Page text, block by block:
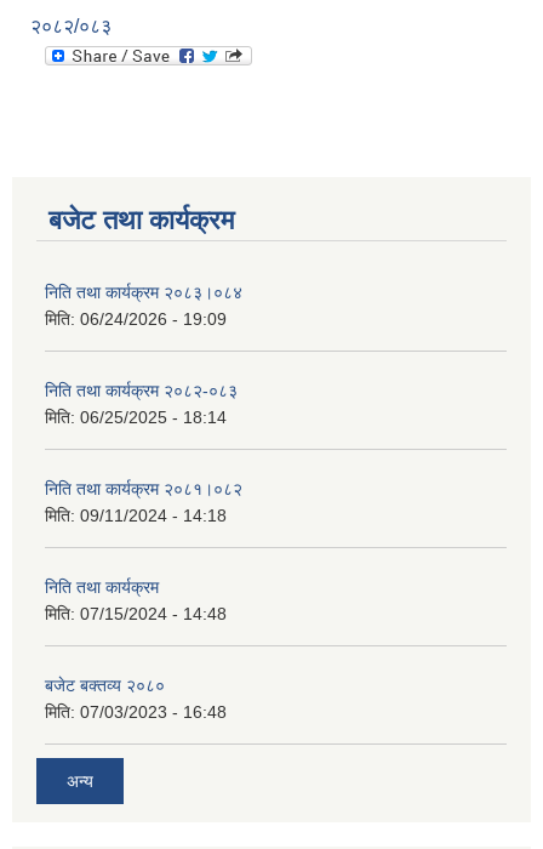
२०८२/०८३
बजेट तथा कार्यक्रम
निति तथा कार्यक्रम २०८३।०८४
मिति: 06/24/2026 - 19:09
निति तथा कार्यक्रम २०८२-०८३
मिति: 06/25/2025 - 18:14
निति तथा कार्यक्रम २०८१।०८२
मिति: 09/11/2024 - 14:18
निति तथा कार्यक्रम
मिति: 07/15/2024 - 14:48
बजेट बक्तव्य २०८०
मिति: 07/03/2023 - 16:48
अन्य